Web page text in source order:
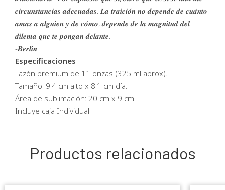
𝒄𝒊𝒓𝒄𝒖𝒏𝒔𝒕𝒂𝒏𝒄𝒊𝒂𝒔 𝒂𝒅𝒆𝒄𝒖𝒂𝒅𝒂𝒔. 𝑳𝒂 𝒕𝒓𝒂𝒊𝒄𝒊𝒐́𝒏 𝒏𝒐 𝒅𝒆𝒑𝒆𝒏𝒅𝒆 𝒅𝒆 𝒄𝒖𝒂́𝒏𝒕𝒐
𝒂𝒎𝒂𝒔 𝒂 𝒂𝒍𝒈𝒖𝒊𝒆𝒏 𝒚 𝒅𝒆 𝒄𝒐́𝒎𝒐, 𝒅𝒆𝒑𝒆𝒏𝒅𝒆 𝒅𝒆 𝒍𝒂 𝒎𝒂𝒈𝒏𝒊𝒕𝒖𝒅 𝒅𝒆𝒍
𝒅𝒊𝒍𝒆𝒎𝒂 𝒒𝒖𝒆 𝒕𝒆 𝒑𝒐𝒏𝒈𝒂𝒏 𝒅𝒆𝒍𝒂𝒏𝒕𝒆.
-𝑩𝒆𝒓𝒍𝒊́𝒏
Especificaciones
Tazón premium de 11 onzas (325 ml aprox).
Tamaño: 9.4 cm alto x 8.1 cm día.
Área de sublimación: 20 cm x 9 cm.
Incluye caja Individual.
Productos relacionados